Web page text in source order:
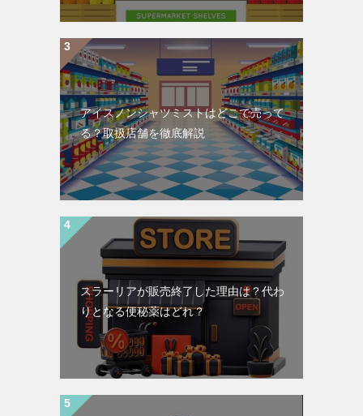
アイスノンシャツミストはどこで売って
る？取扱店舗を徹底解説
スラーリアが販売終了した理由は？代わ
りとなる便秘薬はどれ？